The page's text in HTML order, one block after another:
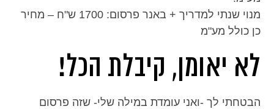
מנוי שנתי למדריך + באנר פרסום: 1700 ש"ח – מחיר
כן כולל מע"מ
לא יאומן, קיבלת הכל!
הבטחתי לך -ואני עומדת במילה שלי- שזה פרסום